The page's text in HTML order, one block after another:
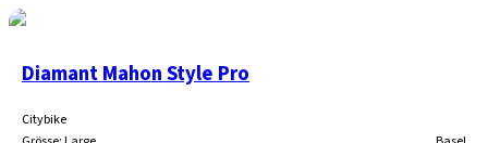
Diamant Mahon Style Pro
Citybike